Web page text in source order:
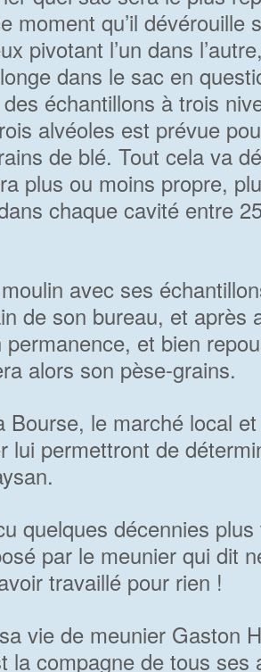
moment qu’il
pivotant l’un dans
dans le sac en
échantillons à trois
alvéoles est prévue
de blé. Tout cela va
plus ou moins propre,
chaque cavité entre
avec ses
de son bureau, et après
et bien
alors son pèse-grains.
Bourse, le marché local
lui permettront de
quelques décennies
par le meunier qui dit
travaillé pour rien !
vie de meunier Gaston
la compagne de tous